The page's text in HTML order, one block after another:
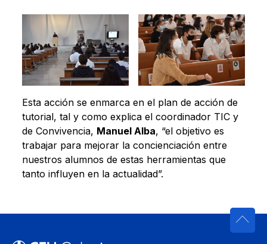
Esta acción se enmarca en el plan de acción de
tutorial, tal y como explica el coordinador TIC y
de Convivencia, Manuel Alba, “el objetivo es
trabajar para mejorar la concienciación entre
nuestros alumnos de estas herramientas que
tanto influyen en la actualidad”.